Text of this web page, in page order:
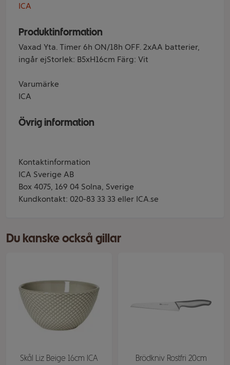
ICA
Produktinformation
Vaxad Yta. Timer 6h ON/18h OFF. 2xAA batterier,
ingår ejStorlek: B5xH16cm Färg: Vit
Varumärke
ICA
Övrig information
Kontaktinformation
ICA Sverige AB
Box 4075, 169 04 Solna, Sverige
Kundkontakt: 020-83 33 33 eller ICA.se
Du kanske också gillar
Skål Liz Beige 16cm ICA
Brödkniv Rostfri 20cm